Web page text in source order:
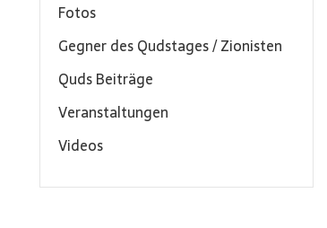
Fotos
Gegner des Qudstages / Zionisten
Quds Beiträge
Veranstaltungen
Videos